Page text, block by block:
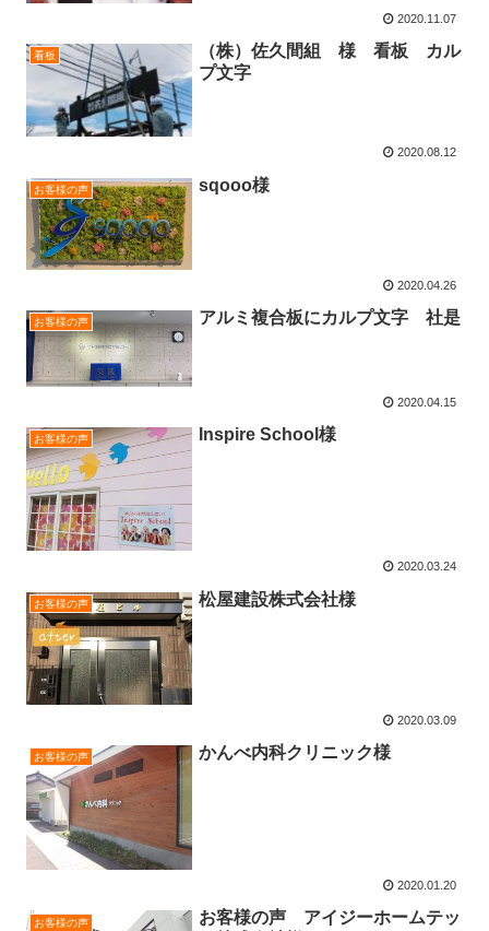
2020.11.07
看板
（株）佐久間組 様 看板 カル
プ文字
2020.08.12
お客様の声 sqooo様
2020.04.26
お客様の声 アルミ複合板にカルプ文字 社是
2020.04.15
お客様の声 Inspire School様
2020.03.24
お客様の声 松屋建設株式会社様
2020.03.09
お客様の声 かんべ内科クリニック様
2020.01.20
お客様の声
お客様の声 アイジーホームテッ